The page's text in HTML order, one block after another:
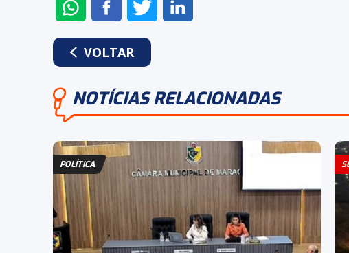
ENVIAR
NO
WHATSAPP
COMPARTILHAR
NO
FACEBOOK
COMPARTILHAR
NO
VOLTAR
NOTÍCIAS RELACIONADAS
POLÍTICA